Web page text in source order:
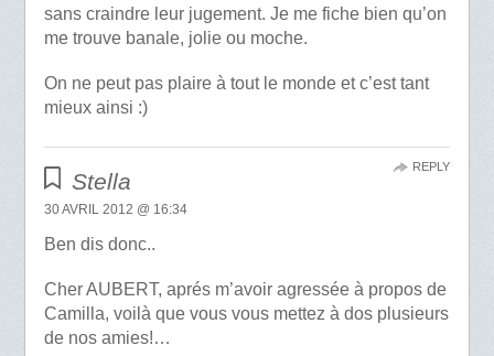
sans craindre leur jugement. Je me fiche bien qu’on
me trouve banale, jolie ou moche.
On ne peut pas plaire à tout le monde et c’est tant
mieux ainsi :)
Stella
30 AVRIL 2012 @ 16:34
Ben dis donc..
Cher AUBERT, aprés m’avoir agressée à propos de
Camilla, voilà que vous vous mettez à dos plusieurs
de nos amies!…
REPLY